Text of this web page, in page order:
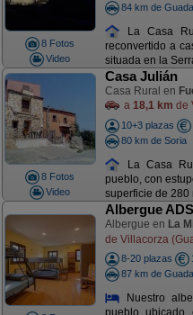
8 Fotos
Video
84 km de
La Casa
reconvertido a
situada en la
8 Fotos
Video
Casa Julián
Casa Rural en
a 18,1 km de
10+3 plazas
80 km de Soria
La Casa
pueblo, con
superficie de 280
Albergue
Albergue en La
de Villacorza
8-20 plazas
87 km de
Nuestro